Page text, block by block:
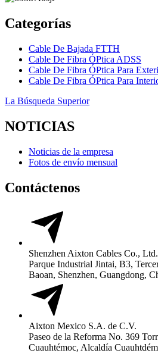
Categorías
Cable De Bajada FTTH
Cable De Fibra ÓPtica ADSS
Cable De Fibra ÓPtica Para
Cable De Fibra ÓPtica Para
La Búsqueda Superior
NOTICIAS
Noticias de la empresa
Fotos de envío mensual
Contáctenos
Shenzhen Aixton Cables Co., Ltd.
Parque Industrial Jintai, B3,
Baoan, Shenzhen, Guangdong,
Aixton Mexico S.A. de C.V.
Paseo de la Reforma No. 369
Cuauhtémoc, Alcaldía